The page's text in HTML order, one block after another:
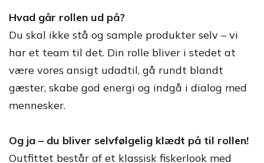
Hvad går rollen ud på?
Du skal ikke stå og sample produkter selv – vi
har et team til det. Din rolle bliver i stedet at
være vores ansigt udadtil, gå rundt blandt
gæster, skabe god energi og indgå i dialog med
mennesker.
Og ja – du bliver selvfølgelig klædt på til rollen!
Outfittet består af et klassisk fiskerlook med